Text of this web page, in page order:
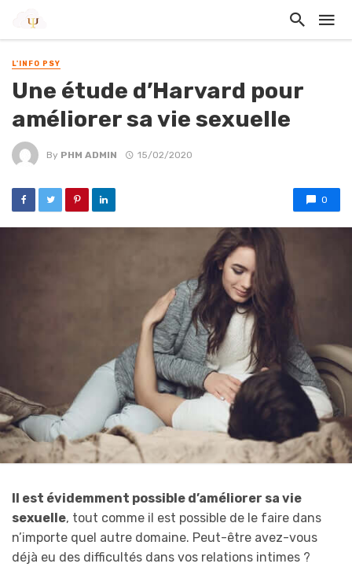
L'INFO PSY
Une étude d’Harvard pour
améliorer sa vie sexuelle
By PHM ADMIN 15/02/2020
0
Il est évidemment possible d’améliorer sa vie
sexuelle, tout comme il est possible de le faire dans
n’importe quel autre domaine. Peut-être avez-vous
déjà eu des difficultés dans vos relations intimes ?